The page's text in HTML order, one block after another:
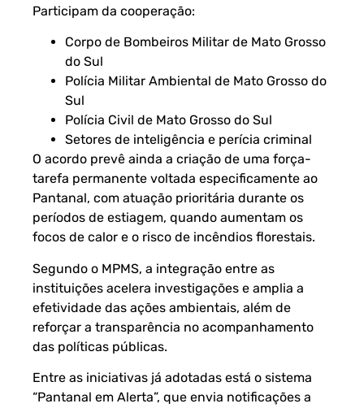
Participam da cooperação:
Corpo de Bombeiros Militar de Mato Grosso
do Sul
Polícia Militar Ambiental de Mato Grosso do
Sul
Polícia Civil de Mato Grosso do Sul
Setores de inteligência e perícia criminal
O acordo prevê ainda a criação de uma força-
tarefa permanente voltada especificamente ao
Pantanal, com atuação prioritária durante os
períodos de estiagem, quando aumentam os
focos de calor e o risco de incêndios florestais.
Segundo o MPMS, a integração entre as
instituições acelera investigações e amplia a
efetividade das ações ambientais, além de
reforçar a transparência no acompanhamento
das políticas públicas.
Entre as iniciativas já adotadas está o sistema
“Pantanal em Alerta”, que envia notificações a